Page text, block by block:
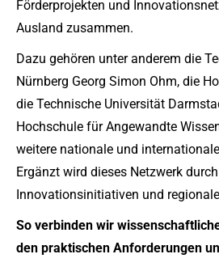
Förderprojekten und
Ausland zusammen.
Dazu gehören unter anderem die
Nürnberg Georg Simon Ohm, die
die Technische Universität
Hochschule für Angewandte
weitere nationale und
Ergänzt wird dieses Netzwerk
Innovationsinitiativen und
So verbinden wir
den praktischen Anforderungen